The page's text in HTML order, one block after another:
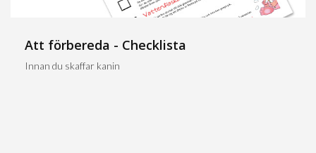
Att förbereda - Checklista
Innan du skaffar kanin